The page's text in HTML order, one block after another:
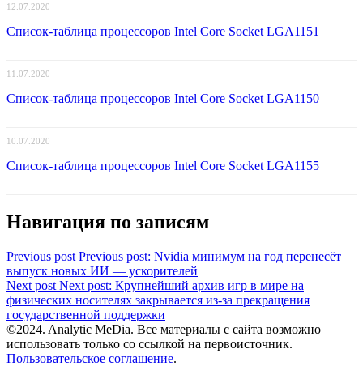
12.07.2020
Список-таблица процессоров Intel Core Socket LGA1151
11.07.2020
Список-таблица процессоров Intel Core Socket LGA1150
10.07.2020
Список-таблица процессоров Intel Core Socket LGA1155
Навигация по записям
Previous post Previous post: Nvidia минимум на год перенесёт
выпуск новых ИИ — ускорителей
Next post Next post: Крупнейший архив игр в мире на
физических носителях закрывается из-за прекращения
государственной поддержки
©2024. Analytic MeDia. Все материалы с сайта возможно
использовать только со ссылкой на первоисточник.
Пользовательское соглашение.